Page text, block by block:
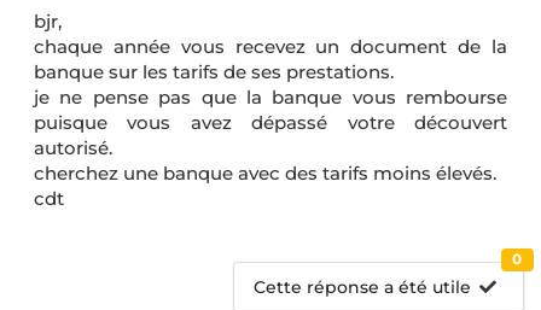
bjr,
chaque année vous recevez un document de la
banque sur les tarifs de ses prestations.
je ne pense pas que la banque vous rembourse
puisque vous avez dépassé votre découvert
autorisé.
cherchez une banque avec des tarifs moins élevés.
cdt
Cette réponse a été utile
0